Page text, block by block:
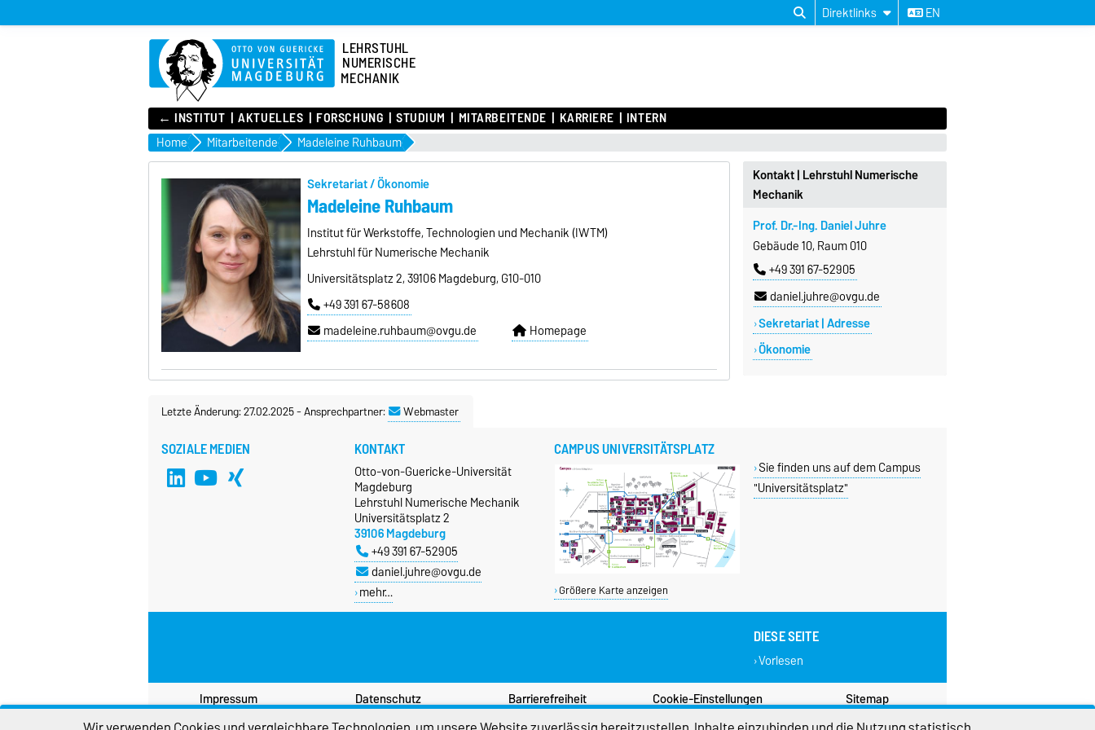
Direktlinks EN
LEHRSTUHL
NUMERISCHE
MECHANIK
← INSTITUT AKTUELLES FORSCHUNG STUDIUM MITARBEITENDE KARRIERE INTERN
Home Mitarbeitende Madeleine Ruhbaum
Sekretariat / Ökonomie
Madeleine Ruhbaum
Institut für Werkstoffe, Technologien und Mechanik (IWTM)
Lehrstuhl für Numerische Mechanik
Universitätsplatz 2, 39106 Magdeburg, G10-010
+49 391 67-58608
madeleine.ruhbaum@ovgu.de
Homepage
Kontakt | Lehrstuhl Numerische
Mechanik
Prof. Dr.-Ing. Daniel Juhre
Gebäude 10, Raum 010
+49 391 67-52905
daniel.juhre@ovgu.de
Sekretariat | Adresse
Ökonomie
Letzte Änderung: 27.02.2025-Ansprechpartner: Webmaster
SOZIALE MEDIEN KONTAKT
Otto-von-Guericke-Universität
Magdeburg
Lehrstuhl Numerische Mechanik
Universitätsplatz 2
39106 Magdeburg
+49 391 67-52905
daniel.juhre@ovgu.de
mehr…
CAMPUS UNIVERSITÄTSPLATZ
Größere Karte anzeigen
Sie finden uns auf dem Campus
"Universitätsplatz"
DIESE SEITE
Vorlesen
Impressum Datenschutz Barrierefreiheit Cookie-Einstellungen Sitemap